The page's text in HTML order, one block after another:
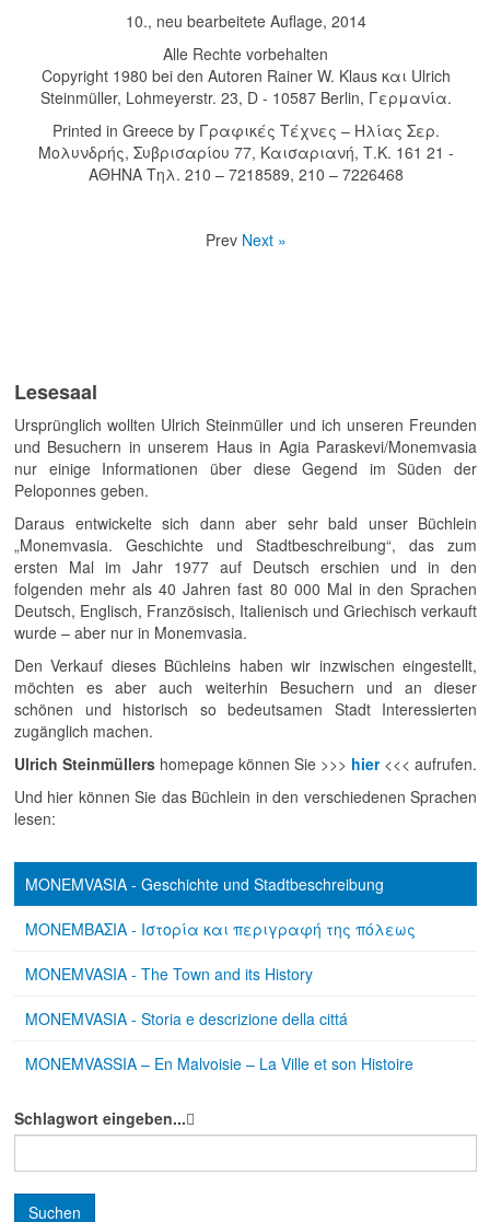
10., neu bearbeitete Auflage, 2014
Alle Rechte vorbehalten
Copyright 1980 bei den Autoren Rainer W. Klaus και Ulrich
Steinmüller, Lohmeyerstr. 23, D - 10587 Berlin, Γερμανία.
Printed in Greece by Γραφικές Τέχνες – Ηλίας Σερ.
Μολυνδρής, Συβρισαρίου 77, Καισαριανή, Τ.Κ. 161 21 -
ΑΘΗΝΑ Τηλ. 210 – 7218589, 210 – 7226468
Prev Next »
Lesesaal
Ursprünglich wollten Ulrich Steinmüller und ich unseren Freunden
und Besuchern in unserem Haus in Agia Paraskevi/Monemvasia
nur einige Informationen über diese Gegend im Süden der
Peloponnes geben.
Daraus entwickelte sich dann aber sehr bald unser Büchlein
„Monemvasia. Geschichte und Stadtbeschreibung“, das zum
ersten Mal im Jahr 1977 auf Deutsch erschien und in den
folgenden mehr als 40 Jahren fast 80 000 Mal in den Sprachen
Deutsch, Englisch, Französisch, Italienisch und Griechisch verkauft
wurde – aber nur in Monemvasia.
Den Verkauf dieses Büchleins haben wir inzwischen eingestellt,
möchten es aber auch weiterhin Besuchern und an dieser
schönen und historisch so bedeutsamen Stadt Interessierten
zugänglich machen.
Ulrich Steinmüllers homepage können Sie >>> hier <<< aufrufen.
Und hier können Sie das Büchlein in den verschiedenen Sprachen
lesen:
MONEMVASIA - Geschichte und Stadtbeschreibung
ΜΟΝΕΜΒΑΣΙΑ - Ιστορία και περιγραφή της πόλεως
MONEMVASIA - The Town and its History
MONEMVASIA - Storia e descrizione della cittá
MONEMVASSIA – En Malvoisie – La Ville et son Histoire
Schlagwort eingeben...
Suchen